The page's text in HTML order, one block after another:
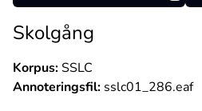
Skolgång
Korpus:SSLC
Annoteringsfil: sslc01_286.eaf